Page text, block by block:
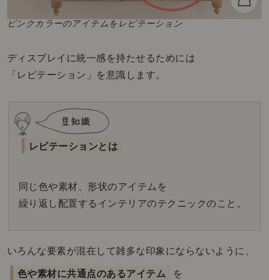
ピンクカラーのアイテムをレピテーション
ディスプレイに統一感を持たせるためには
「レピテーション」を意識します。
レピテーションとは
同じ色や素材、形状のアイテムを
繰り返し配置するインテリアのテクニックのこと。
いろんな要素が混在して雑多な印象にならないように、
色や素材に共通点のあるアイテム を